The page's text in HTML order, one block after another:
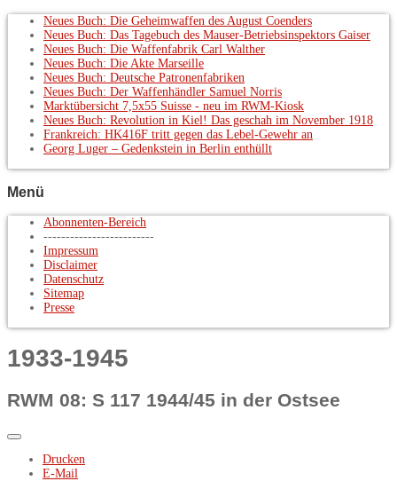
Neues Buch: Die Geheimwaffen des August Coenders
Neues Buch: Das Tagebuch des Mauser-Betriebsinspektors Gaiser
Neues Buch: Die Waffenfabrik Carl Walther
Neues Buch: Die Akte Marseille
Neues Buch: Deutsche Patronenfabriken
Neues Buch: Der Waffenhändler Samuel Norris
Marktübersicht 7,5x55 Suisse - neu im RWM-Kiosk
Neues Buch: Revolution in Kiel! Das geschah im November 1918
Frankreich: HK416F tritt gegen das Lebel-Gewehr an
Georg Luger – Gedenkstein in Berlin enthüllt
Menü
Abonnenten-Bereich
-------------------------
Impressum
Disclaimer
Datenschutz
Sitemap
Presse
1933-1945
RWM 08: S 117 1944/45 in der Ostsee
Drucken
E-Mail